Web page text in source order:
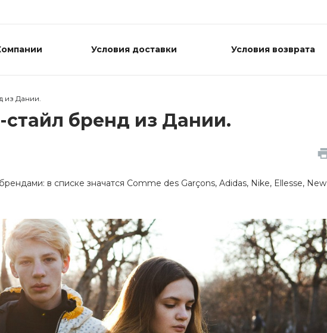
Условия доставки Условия возврата
из Дании.
бренд из Дании.
в списке значатся Comme des Garçons, Adidas, Nike, Ellesse, New